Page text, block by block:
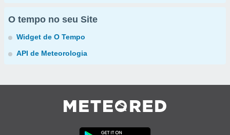
O tempo no seu Site
Widget de O Tempo
API de Meteorologia